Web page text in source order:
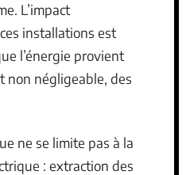
L’impact
installations est
l’énergie provient
non négligeable, des
ne se limite pas à la
: extraction des